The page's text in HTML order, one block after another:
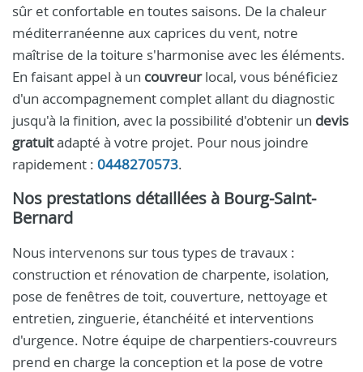
sûr et confortable en toutes saisons. De la chaleur
méditerranéenne aux caprices du vent, notre
maîtrise de la toiture s'harmonise avec les éléments.
En faisant appel à un couvreurlocal, vous bénéficiez
d'un accompagnement complet allant du diagnostic
jusqu'à la finition, avec la possibilité d'obtenir un devis
gratuitadapté à votre projet. Pour nous joindre
rapidement : 0448270573.
Nos prestations détaillées à Bourg-Saint-
Bernard
Nous intervenons sur tous types de travaux :
construction et rénovation de charpente, isolation,
pose de fenêtres de toit, couverture, nettoyage et
entretien, zinguerie, étanchéité et interventions
d'urgence. Notre équipe de charpentiers-couvreurs
prend en charge la conception et la pose de votre